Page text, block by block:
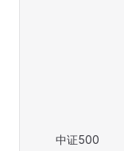
中证500